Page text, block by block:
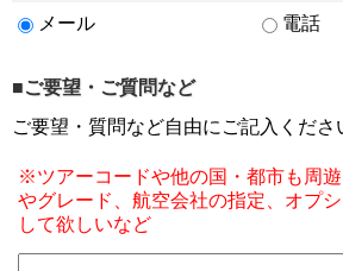
メール 電話
■ご要望・ご質問など
ご要望・質問など自由にご記入くださ
※ツアーコードや他の国・都市も周
やグレード、航空会社の指定、オプ
して欲しいなど